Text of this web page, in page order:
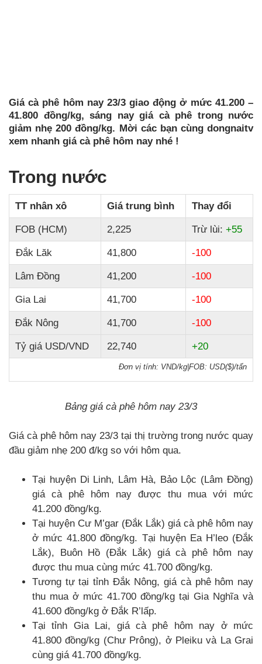
Giá cà phê hôm nay 23/3 giao động ở mức 41.200 –
41.800 đồng/kg, sáng nay giá cà phê trong nước
giảm nhẹ 200 đồng/kg. Mời các bạn cùng dongnaitv
xem nhanh giá cà phê hôm nay nhé !
Trong nước
TT nhân xô Giá trung bình Thay đổi
FOB (HCM) 2,225 Trừ lùi: +55
Đắk Lăk 41,800 -100
Lâm Đồng 41,200 -100
Gia Lai 41,700 -100
Đắk Nông 41,700 -100
Tỷ giá USD/VND 22,740 +20
Đơn vị tính: VND/kg|FOB: USD($)/tấn
Bảng giá cà phê hôm nay 23/3
Giá cà phê hôm nay 23/3 tại thị trường trong nước quay
đầu giảm nhẹ 200 đ/kg so với hôm qua.
Tại huyện Di Linh, Lâm Hà, Bảo Lộc (Lâm Đồng)
giá cà phê hôm nay được thu mua với mức
41.200 đồng/kg.
Tại huyện Cư M’gar (Đắk Lắk) giá cà phê hôm nay
ở mức 41.800 đồng/kg. Tại huyện Ea H’leo (Đắk
Lắk), Buôn Hồ (Đắk Lắk) giá cà phê hôm nay
được thu mua cùng mức 41.700 đồng/kg.
Tương tự tại tỉnh Đắk Nông, giá cà phê hôm nay
thu mua ở mức 41.700 đồng/kg tại Gia Nghĩa và
41.600 đồng/kg ở Đắk R’lấp.
Tại tỉnh Gia Lai, giá cà phê hôm nay ở mức
41.800 đồng/kg (Chư Prông), ở Pleiku và La Grai
cùng giá 41.700 đồng/kg.